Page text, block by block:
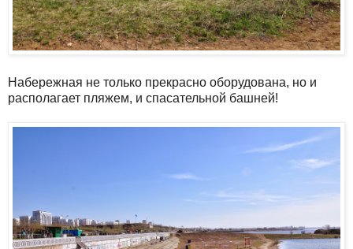
Набережная не только прекрасно оборудована, но и
располагает пляжем, и спасательной башней!